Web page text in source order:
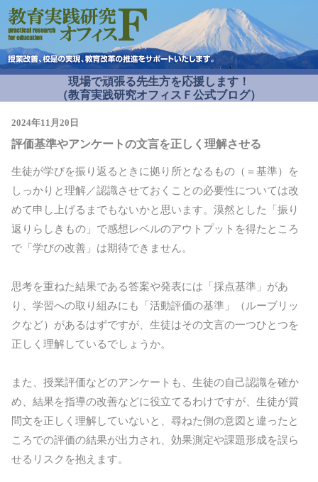
現場で頑張る先生方を応援します！
（教育実践研究オフィスＦ公式ブログ）
2024年11月20日
評価基準やアンケートの文言を正しく理解させる
生徒が学びを振り返るときに拠り所となるもの（＝基準）を
しっかりと理解／認識させておくことの必要性については改
めて申し上げるまでもないかと思います。漠然とした「振り
返りらしきもの」で感想レベルのアウトプットを得たところ
で「学びの改善」は期待できません。
思考を重ねた結果である答案や発表には「採点基準」があ
り、学習への取り組みにも「活動評価の基準」（ルーブリッ
クなど）があるはずですが、生徒はその文言の一つひとつを
正しく理解しているでしょうか。
また、授業評価などのアンケートも、生徒の自己認識を確か
め、結果を指導の改善などに役立てるわけですが、生徒が質
問文を正しく理解していないと、尋ねた側の意図と違ったと
ころでの評価の結果が出力され、効果測定や課題形成を誤ら
せるリスクを抱えます。